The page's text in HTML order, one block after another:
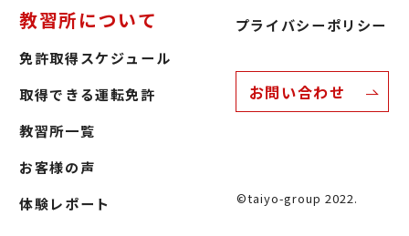
教習所について
免許取得スケジュール
取得できる運転免許
教習所一覧
お客様の声
体験レポート
プライバシーポリシー
お問い合わせ
©taiyo-group 2022.